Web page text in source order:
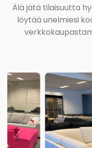
Älä jätä tilaisuutta
löytää unelmiesi